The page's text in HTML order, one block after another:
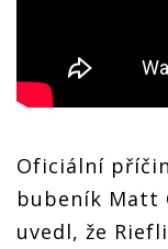
Oficiální
bubeník Matt
uvedl, že